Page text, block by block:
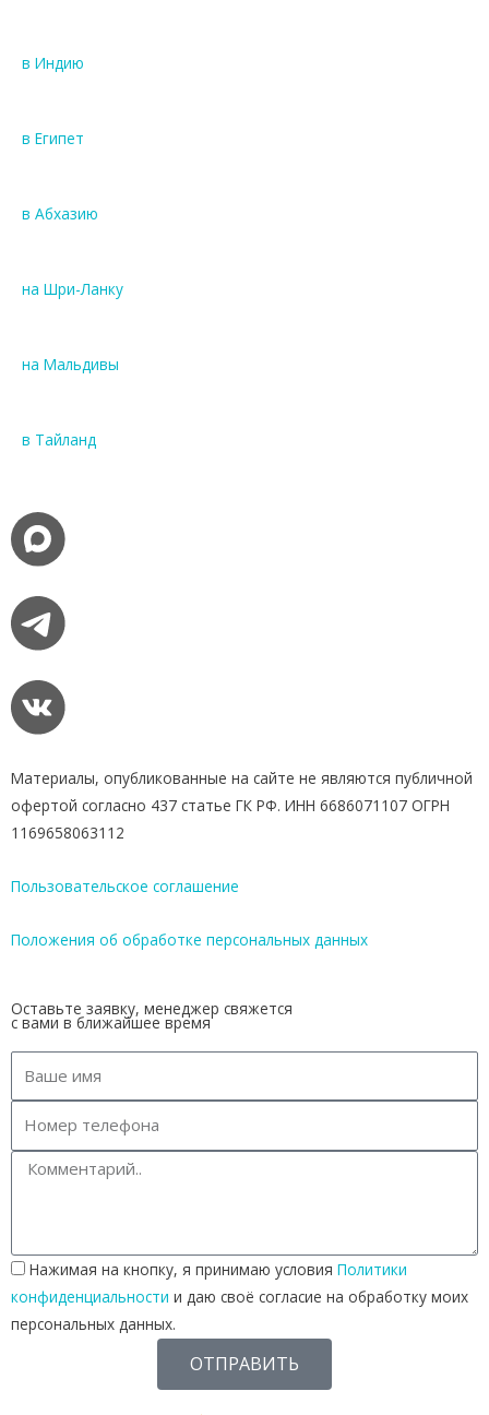
в Индию
в Египет
в Абхазию
на Шри-Ланку
на Мальдивы
в Тайланд
Материалы, опубликованные на сайте не являются публичной
офертой согласно 437 статье ГК РФ. ИНН 6686071107 ОГРН
1169658063112
Пользовательское соглашение
Положения об обработке персональных данных
Оставьте заявку, менеджер свяжется
с вами в ближайшее время
Нажимая на кнопку, я принимаю условия Политики
конфиденциальности и даю своё согласие на обработку моих
персональных данных.
ОТПРАВИТЬ